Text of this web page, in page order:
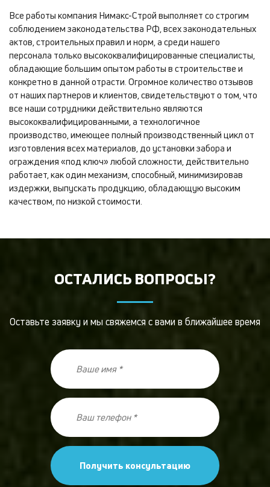
Все работы компания Нимакс-Строй выполняет со строгим
соблюдением законодательства РФ, всех законодательных
актов, строительных правил и норм, а среди нашего
персонала только высококвалифицированные специалисты,
обладающие большим опытом работы в строительстве и
конкретно в данной отрасти. Огромное количество отзывов
от наших партнеров и клиентов, свидетельствуют о том, что
все наши сотрудники действительно являются
высококвалифицированными, а технологичное
производство, имеющее полный производственный цикл от
изготовления всех материалов, до установки забора и
ограждения «под ключ» любой сложности, действительно
работает, как один механизм, способный, минимизировав
издержки, выпускать продукцию, обладающую высоким
качеством, по низкой стоимости.
ОСТАЛИСЬ ВОПРОСЫ?
Оставьте заявку и мы свяжемся с вами в ближайшее время
Получить консультацию